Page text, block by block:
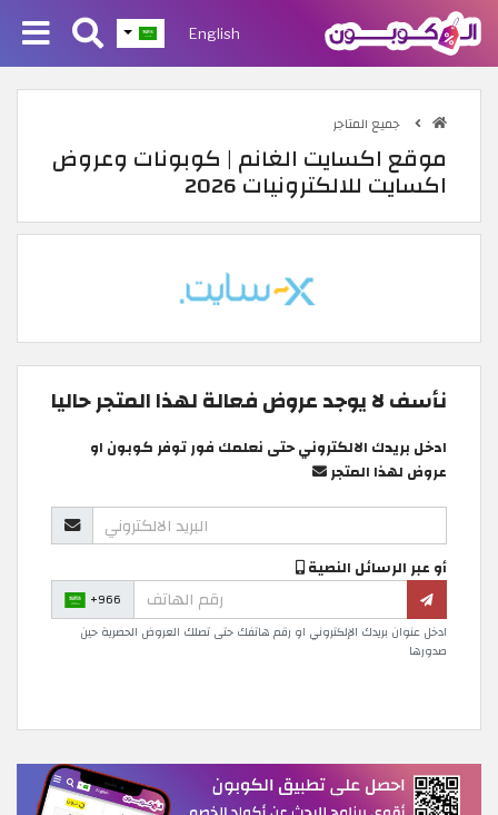
English
جميع المتاجر
موقع اكسايت الغانم | كوبونات وعروض
اكسايت للالكترونيات 2026
نأسف لا يوجد عروض فعالة لهذا المتجر حاليا
ادخل بريدك الالكتروني حتى نعلمك فور توفر كوبون او
عروض لهذا المتجر
أو عبر الرسائل النصية
+966
ادخل عنوان بريدك الإلكتروني او رقم هاتفك حتى تصلك العروض الحصرية حين
صدورها